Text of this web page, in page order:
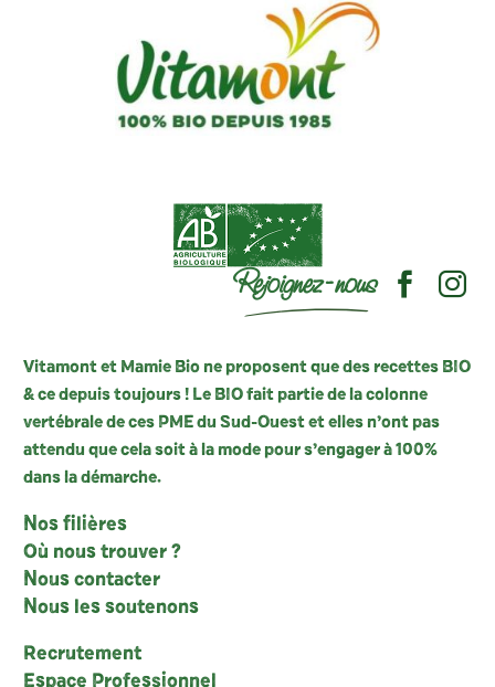
Rejoignez-nous
Vitamont et Mamie Bio ne proposent que des recettes BIO
& ce depuis toujours ! Le BIO fait partie de la colonne
vertébrale de ces PME du Sud-Ouest et elles n’ont pas
attendu que cela soit à la mode pour s’engager à 100%
dans la démarche.
Nos filières
Où nous trouver ?
Nous contacter
Nous les soutenons
Recrutement
Espace Professionnel